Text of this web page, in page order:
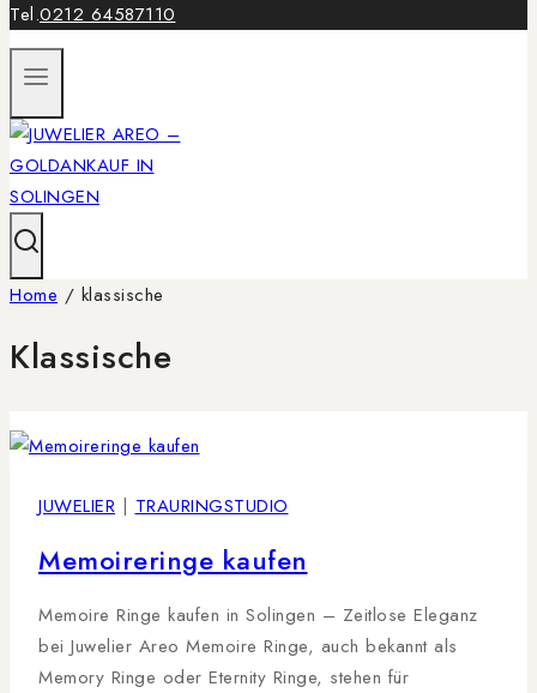
Tel.0212 64587110
Home / klassische
Klassische
JUWELIER | TRAURINGSTUDIO
Memoireringe kaufen
Memoire Ringe kaufen in Solingen – Zeitlose Eleganz
bei Juwelier Areo Memoire Ringe, auch bekannt als
Memory Ringe oder Eternity Ringe, stehen für